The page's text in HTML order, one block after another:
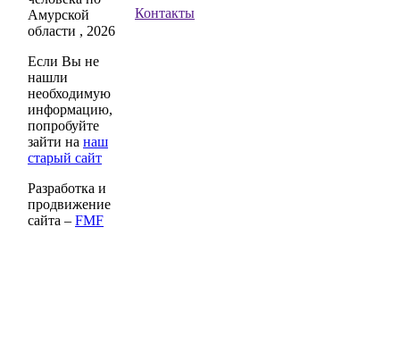
Амурской
области , 2026
Если Вы не
нашли
необходимую
информацию,
попробуйте
зайти на наш
старый сайт
Разработка и
продвижение
сайта – FMF
Контакты